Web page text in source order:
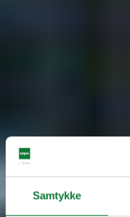
Samtykke